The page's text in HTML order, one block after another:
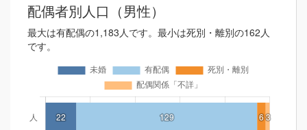
配偶者別人口（男性）
最大は有配偶の1,183人です。最小は死別・離別の162人
です。